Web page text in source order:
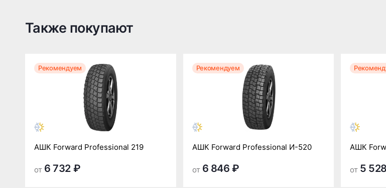
Также покупают
Рекомендуем
АШК Forward Professional 219
от 6 732 ₽
Рекомендуем
АШК Forward Professional И-520
от 6 846 ₽
АШК
от 5